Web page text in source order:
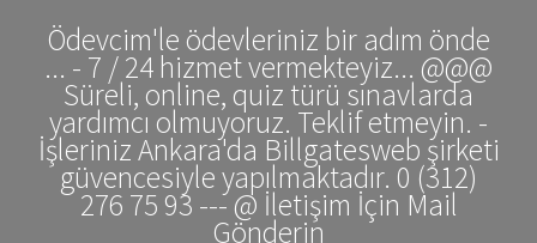
Ödevcim'le ödevleriniz bir adım önde
... - 7 / 24 hizmet vermekteyiz... @@@
Süreli, online, quiz türü sınavlarda
yardımcı olmuyoruz. Teklif etmeyin. -
İşleriniz Ankara'da Billgatesweb şirketi
güvencesiyle yapılmaktadır. 0 (312)
276 75 93 --- @ İletişim İçin Mail
Gönderin